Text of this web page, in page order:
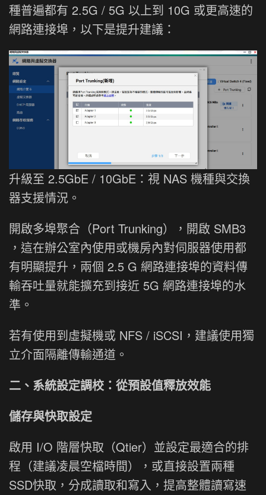
種普遍都有 2.5G / 5G 以上到 10G 或更高速的
網路連接埠，以下是提升建議：
升級至 2.5GbE / 10GbE：視 NAS 機種與交換
器支援情況。
開啟多埠聚合（Port Trunking），開啟 SMB3
，這在辦公室內使用或機房內對伺服器使用都
有明顯提升，兩個 2.5 G 網路連接埠的資料傳
輸吞吐量就能擴充到接近 5G 網路連接埠的水
準。
若有使用到虛擬機或 NFS / iSCSI，建議使用獨
立介面隔離傳輸通道。
二、系統設定調校：從預設值釋放效能
儲存與快取設定
啟用 I/O 階層快取（Qtier）並設定最適合的排
程（建議凌晨空檔時間），或直接設置兩種
SSD快取，分成讀取和寫入，提高整體讀寫速